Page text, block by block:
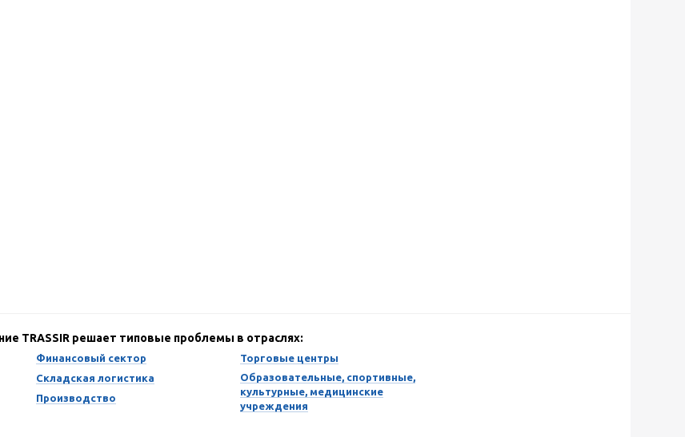
TRASSIR решает типовые проблемы в отраслях:
Финансовый сектор
Складская логистика
Производство
Торговые центры
Образовательные, спортивные,
культурные, медицинские
учреждения